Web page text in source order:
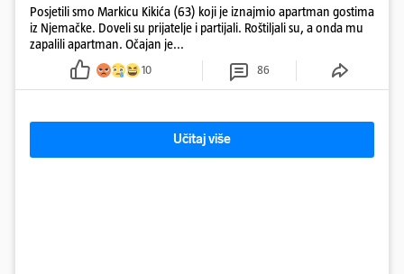
Posjetili smo Markicu Kikića (63) koji je iznajmio apartman gostima
iz Njemačke. Doveli su prijatelje i partijali. Roštiljali su, a onda mu
zapalili apartman. Očajan je...
10 86
Učitaj više